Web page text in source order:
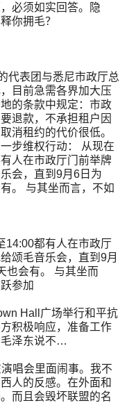
必须如实回答。隐
你拥毛？
代表团与悉尼市政厅总
目前急需各界加大压
的条款中规定：市政
退款，不承担租户因
消租约的代价很低。
步维权行动： 从现在
人在市政厅门前举牌
会，直到9月6日为
。 与其坐而言，不如
14:00都有人在市政厅
颂毛音乐会，直到9月
也会有。 与其坐而
参加
Hall广场举行和平抗
积极响应，准备工作
毛泽东说不…
唱会里面闹事。我不
人的反感。在外面和
而且会毁坏联盟的名